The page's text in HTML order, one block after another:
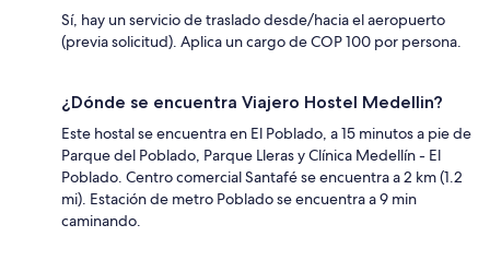
Sí, hay un servicio de traslado desde/hacia el aeropuerto
(previa solicitud). Aplica un cargo de COP 100 por persona.
¿Dónde se encuentra Viajero Hostel Medellin?
Este hostal se encuentra en El Poblado, a 15 minutos a pie de
Parque del Poblado, Parque Lleras y Clínica Medellín - El
Poblado. Centro comercial Santafé se encuentra a 2 km (1.2
mi). Estación de metro Poblado se encuentra a 9 min
caminando.